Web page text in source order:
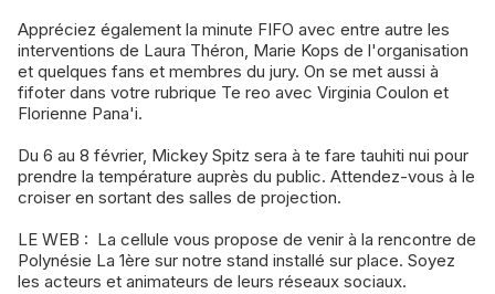
Appréciez également la minute FIFO avec entre autre les
interventions de Laura Théron, Marie Kops de l'organisation
et quelques fans et membres du jury. On se met aussi à
fifoter dans votre rubrique Te reo avec Virginia Coulon et
Florienne Pana'i.
Du 6 au 8 février, Mickey Spitz sera à te fare tauhiti nui pour
prendre la température auprès du public. Attendez-vous à le
croiser en sortant des salles de projection.
LE WEB : La cellule vous propose de venir à la rencontre de
Polynésie La 1ère sur notre stand installé sur place. Soyez
les acteurs et animateurs de leurs réseaux sociaux.